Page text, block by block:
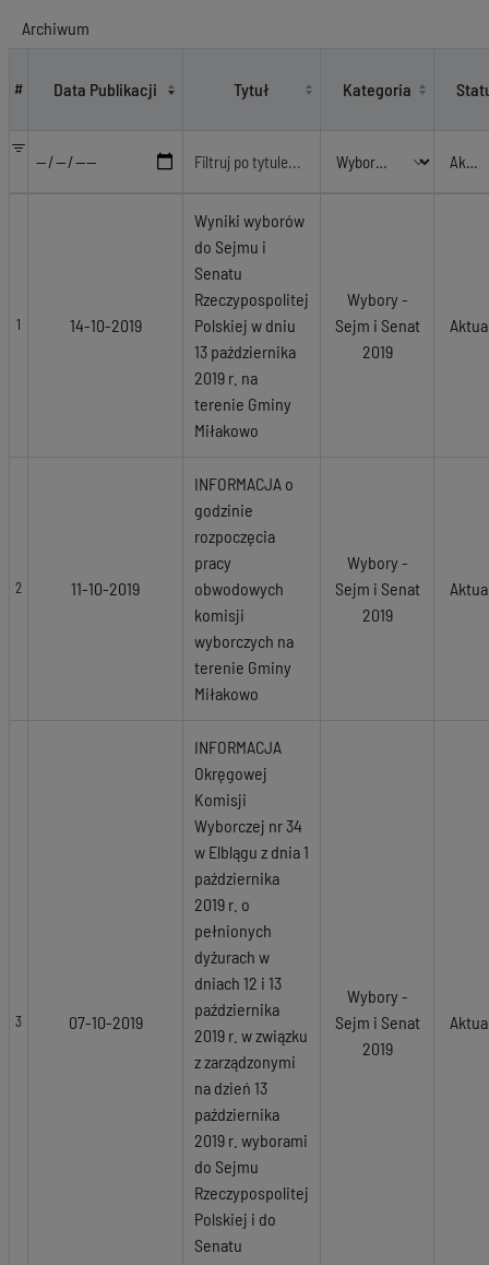
Archiwum
# Data Publikacji Tytuł Kategoria
1 14-10-2019
Wyniki wyborów
do Sejmu i
Senatu
Rzeczypospolitej
Polskiej w dniu
13 października
2019 r. na
terenie Gminy
Miłakowo
Wybory -
Sejm i Senat
2019
2 11-10-2019
INFORMACJA o
godzinie
rozpoczęcia
pracy
obwodowych
komisji
wyborczych na
terenie Gminy
Miłakowo
Wybory -
Sejm i Senat
2019
3 07-10-2019
INFORMACJA
Okręgowej
Komisji
Wyborczej nr 34
w Elblągu z dnia 1
października
2019 r. o
pełnionych
dyżurach w
dniach 12 i 13
października
2019 r. w związku
z zarządzonymi
na dzień 13
października
2019 r. wyborami
do Sejmu
Rzeczypospolitej
Polskiej i do
Senatu
Wybory -
Sejm i Senat
2019